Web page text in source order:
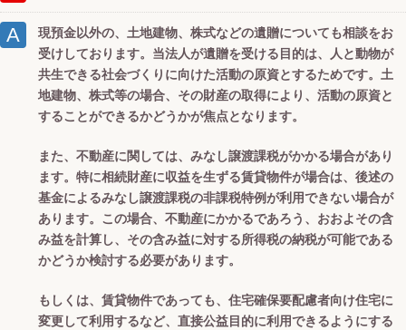
現預金以外の、土地建物、株式などの遺贈についても相談をお
受けしております。当法人が遺贈を受ける目的は、人と動物が
共生できる社会づくりに向けた活動の原資とするためです。土
地建物、株式等の場合、その財産の取得により、活動の原資と
することができるかどうかが焦点となります。
また、不動産に関しては、みなし譲渡課税がかかる場合があり
ます。特に相続財産に収益を生ずる賃貸物件が場合は、後述の
基金によるみなし譲渡課税の非課税特例が利用できない場合が
あります。この場合、不動産にかかるであろう、おおよその含
み益を計算し、その含み益に対する所得税の納税が可能である
かどうか検討する必要があります。
もしくは、賃貸物件であっても、住宅確保要配慮者向け住宅に
変更して利用するなど、直接公益目的に利用できるようにする